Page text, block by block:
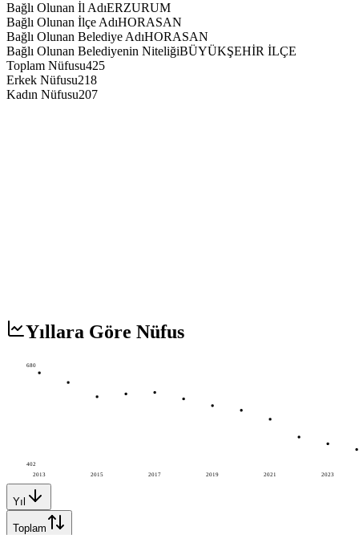
Bağlı Olunan İl AdıERZURUM
Bağlı Olunan İlçe AdıHORASAN
Bağlı Olunan Belediye AdıHORASAN
Bağlı Olunan Belediyenin NiteliğiBÜYÜKŞEHİR İLÇE
Toplam Nüfusu425
Erkek Nüfusu218
Kadın Nüfusu207
Yıllara Göre Nüfus
2013 2015 2017 2019 2021 2023
680
402
Yıl
Toplam